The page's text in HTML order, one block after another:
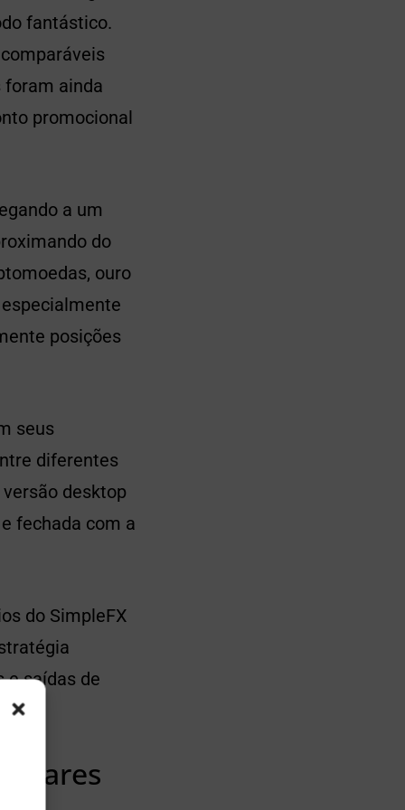
fantástico.
foram ainda
promocional
a um
do
ouro
posições
seus
diferentes
desktop
fechada com a
do SimpleFX
e saídas de